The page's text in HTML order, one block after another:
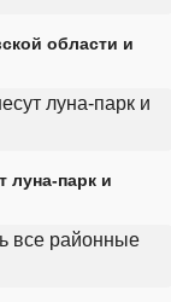
области и
луна-парк и